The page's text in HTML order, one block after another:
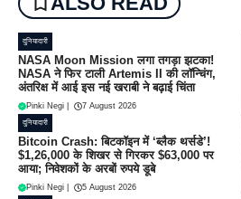
दुनियादारी
NASA Moon Mission लगा तगड़ा झटका!
NASA ने फिर टाली Artemis II की लॉन्चिंग,
अंतरिक्ष में आई इस नई खराबी ने बढ़ाई चिंता
Pinki Negi 7 August 2026
दुनियादारी
Bitcoin Crash: बिटकॉइन में ‘ब्लैक थर्सडे’!
$1,26,000 के शिखर से गिरकर $63,000 पर
आया; निवेशकों के अरबों रुपये डूबे
Pinki Negi 5 August 2026